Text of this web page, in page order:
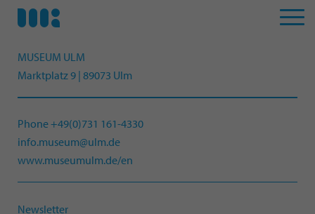
MUSEUM ULM
Marktplatz 9 | 89073 Ulm
Phone +49(0)731 161-4330
info.museum@ulm.de
www.museumulm.de/en
Newsletter